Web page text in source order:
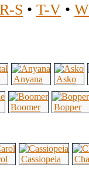
R-S • T-V •
Anyana Asko
Boomer Bopper
Cassiopeia